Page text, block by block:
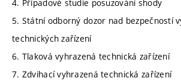
4. Případové studie posuzování shody
5. Státní odborný dozor nad bezpečností
technických zařízení
6. Tlaková vyhrazená technická zařízení
7. Zdvihací vyhrazená technická zařízení